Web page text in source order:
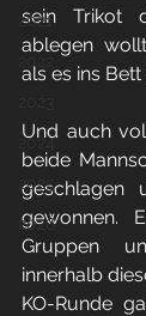
2021
2024
2025
2026
sein Trikot
ablegen
als es ins
Und auch
beide
geschlagen
gewonnen.
Gruppen
innerhalb
KO-Runde